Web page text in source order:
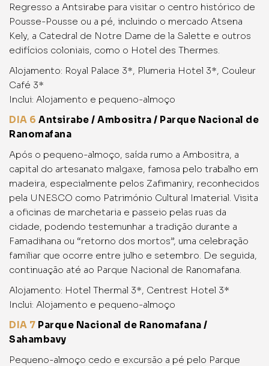
Regresso a Antsirabe para visitar o centro histórico de
Pousse-Pousse ou a pé, incluindo o mercado Atsena
Kely, a Catedral de Notre Dame de la Salette e outros
edifícios coloniais, como o Hotel des Thermes.
Alojamento: Royal Palace 3*, Plumeria Hotel 3*, Couleur
Café 3*
Inclui: Alojamento e pequeno-almoço
DIA 6 Antsirabe / Ambositra / Parque Nacional de
Ranomafana
Após o pequeno-almoço, saída rumo a Ambositra, a
capital do artesanato malgaxe, famosa pelo trabalho em
madeira, especialmente pelos Zafimaniry, reconhecidos
pela UNESCO como Património Cultural Imaterial. Visita
a oficinas de marchetaria e passeio pelas ruas da
cidade, podendo testemunhar a tradição durante a
Famadihana ou “retorno dos mortos”, uma celebração
familiar que ocorre entre julho e setembro. De seguida,
continuação até ao Parque Nacional de Ranomafana.
Alojamento: Hotel Thermal 3*, Centrest Hotel 3*
Inclui: Alojamento e pequeno-almoço
DIA 7 Parque Nacional de Ranomafana /
Sahambavy
Pequeno-almoço cedo e excursão a pé pelo Parque